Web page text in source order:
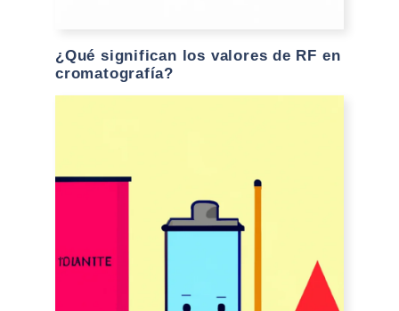
¿Qué significan los valores de RF en
cromatografía?